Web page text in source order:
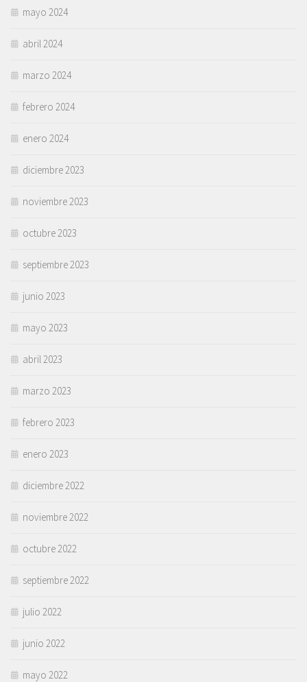
mayo 2024
abril 2024
marzo 2024
febrero 2024
enero 2024
diciembre 2023
noviembre 2023
octubre 2023
septiembre 2023
junio 2023
mayo 2023
abril 2023
marzo 2023
febrero 2023
enero 2023
diciembre 2022
noviembre 2022
octubre 2022
septiembre 2022
julio 2022
junio 2022
mayo 2022